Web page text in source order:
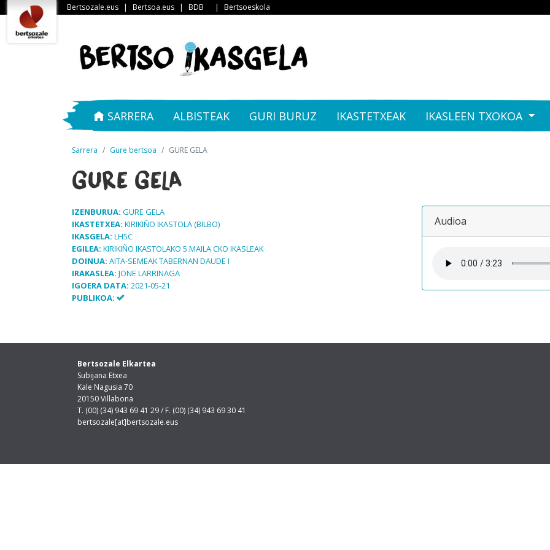
Bertsozale.eus | Bertsoa.eus | BDB | Bertsoeskola
SARRERA ALBISTEAK GURI BURUZ IKASTETXEAK IKASLEEN TXOKOA
Sarrera Gure bertsoa GURE GELA
GURE GELA
IZENBURUA: GURE GELA
IKASTETXEA: KIRIKIÑO IKASTOLA (BILBO)
IKASGELA: LH5C
EGILEA: KIRIKIÑO IKASTOLAKO 5.MAILA CKO IKASLEAK
DOINUA: AITA-SEMEAK TABERNAN DAUDE I
IRAKASLEA: JONE LARRINAGA
IGOERA DATA: 2021-05-21
PUBLIKOA:
Audioa
Bertsozale Elkartea
Subijana Etxea
Kale Nagusia 70
20150 Villabona
T. (00) (34) 943 69 41 29 / F. (00) (34) 943 69 30 41
bertsozale[at]bertsozale.eus